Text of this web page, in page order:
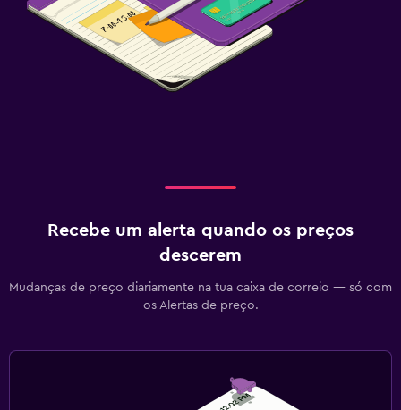
Recebe um alerta quando os preços
descerem
Mudanças de preço diariamente na tua caixa de correio — só com
os Alertas de preço.